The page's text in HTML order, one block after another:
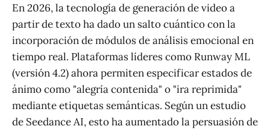
En 2026, la tecnología de generación de video a
partir de texto ha dado un salto cuántico con la
incorporación de módulos de análisis emocional en
tiempo real. Plataformas líderes como Runway ML
(versión 4.2) ahora permiten especificar estados de
ánimo como "alegría contenida" o "ira reprimida"
mediante etiquetas semánticas. Según un estudio
de Seedance AI, esto ha aumentado la persuasión de